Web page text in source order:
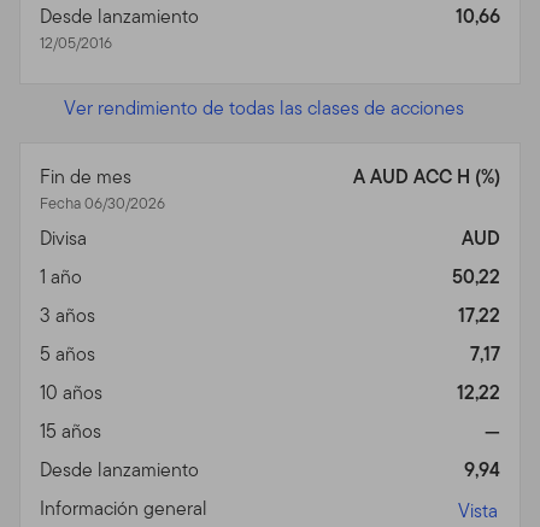
Desde lanzamiento
12/05/2016
10,66
Ver rendimiento de todas las clases de acciones
Fin de mes
Fecha 06/30/2026
A AUD ACC H (%)
Divisa
AUD
1 año
50,22
3 años
17,22
5 años
7,17
10 años
12,22
15 años
—
Desde lanzamiento
9,94
Información general
Vista